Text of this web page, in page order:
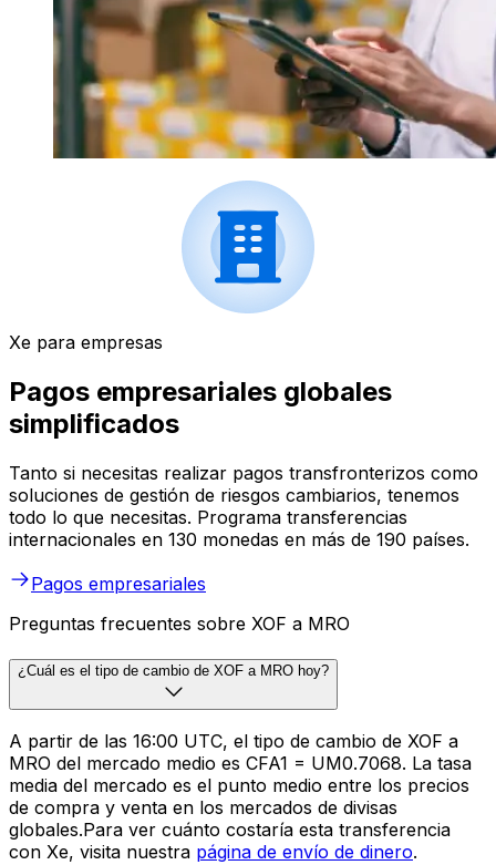
Xe para empresas
Pagos empresariales globales
simplificados
Tanto si necesitas realizar pagos transfronterizos como
soluciones de gestión de riesgos cambiarios, tenemos
todo lo que necesitas. Programa transferencias
internacionales en 130 monedas en más de 190 países.
Pagos empresariales
Preguntas frecuentes sobre XOF a MRO
¿Cuál es el tipo de cambio de XOF a MRO hoy?
A partir de las 16:00 UTC, el tipo de cambio de XOF a
MRO del mercado medio es CFA1 = UM0.7068. La tasa
media del mercado es el punto medio entre los precios
de compra y venta en los mercados de divisas
globales.Para ver cuánto costaría esta transferencia
con Xe, visita nuestra página de envío de dinero.